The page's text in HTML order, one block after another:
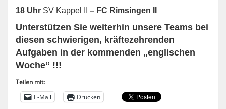
18 Uhr SV Kappel II – FC Rimsingen II
Unterstützen Sie weiterhin unsere Teams bei
diesen schwierigen, kräftezehrenden
Aufgaben in der kommenden „englischen
Woche“ !!!
Teilen mit:
E-Mail
Drucken